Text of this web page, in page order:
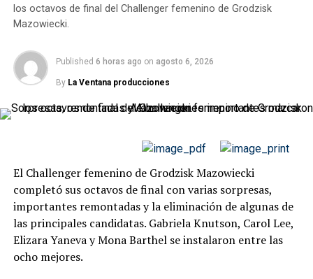
El argentino generó siete oportunidades de quiebre
durante el partido, pero no pudo concretar ninguna,
mientras que Munar aprovechó sus momentos para
sellar una victoria contundente.
¿Cómo queda Cerúndolo en el
La eliminación temprana representa un golpe
importante para el porteño, que llegaba a Londres
después de conquistar el título más importante de su
carrera en Queen’s.
Si bien los puntos obtenidos por el ATP 500 londinense
amortiguan la caída, Cerúndolo perderá terreno
los octavos de final del Challenger femenino de Grodzisk
Mazowiecki.
Published 6 horas ago on agosto 6, 2026
By La Ventana producciones
El Challenger femenino de Grodzisk Mazowiecki
completó sus octavos de final con varias sorpresas,
importantes remontadas y la eliminación de algunas de
las principales candidatas. Gabriela Knutson, Carol Lee,
Elizara Yaneva y Mona Barthel se instalaron entre las
ocho mejores.